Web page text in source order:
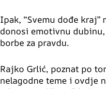
Ipak, “Svemu dođe
donosi emotivnu
borbe za pravdu.
Rajko Grlić, poznat po
nelagodne teme i ovdje